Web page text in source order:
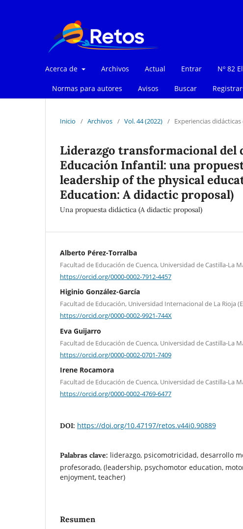
Acerca de Archivos Actual Entrar Nº 82
Normas para autores Avisos Buscar
Inicio / Archivos / Vol. 44 (2022) / Experiencias
Liderazgo transformacional del
Educación Infantil: una
leadership of the physical
Education: A didactic proposal)
Una propuesta didáctica (A didactic proposal)
Alberto Pérez-Torralba
Facultad de Educación de Cuenca, Universidad de Castilla-La
https://orcid.org/0000-0002-7912-4457
Higinio González-García
Facultad de Educación, Universidad Internacional de La Rioja
https://orcid.org/0000-0002-9921-744X
Eva Guijarro
Facultad de Educación de Cuenca, Universidad de Castilla-La
https://orcid.org/0000-0002-0701-7409
Irene Rocamora
Facultad de Educación de Cuenca, Universidad de Castilla-La
https://orcid.org/0000-0002-4769-6477
DOI: https://doi.org/10.47197/retos.v44i0.90889
Palabras clave: liderazgo, psicomotricidad, desarrollo
profesorado, (leadership, psychomotor education,
enjoyment, teacher)
Resumen